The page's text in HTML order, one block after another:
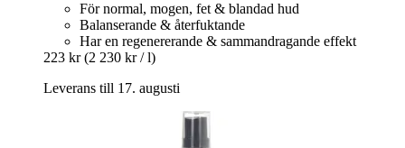
För normal, mogen, fet & blandad hud
Balanserande & återfuktande
Har en regenererande & sammandragande effekt
223 kr (2 230 kr / l)
Leverans till 17. augusti